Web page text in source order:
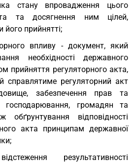
стану впровадження цього
та досягнення ним цілей,
його прийнятті;
впливу - документ, який
необхідності державного
прийняття регуляторного акта,
справлятиме регуляторний акт
забезпечення прав та
господарювання, громадян та
відповідності
акта принципам державної
результативності